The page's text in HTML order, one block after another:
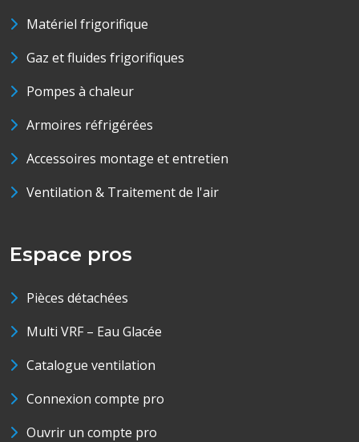
Matériel frigorifique
Gaz et fluides frigorifiques
Pompes à chaleur
Armoires réfrigérées
Accessoires montage et entretien
Ventilation & Traitement de l'air
Espace pros
Pièces détachées
Multi VRF – Eau Glacée
Catalogue ventilation
Connexion compte pro
Ouvrir un compte pro